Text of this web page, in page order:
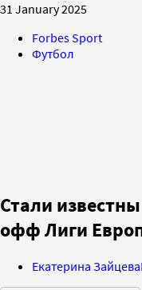
31 January 2025
Forbes Sport
Футбол
Стали
офф Лиги
Екатерина Зайцева